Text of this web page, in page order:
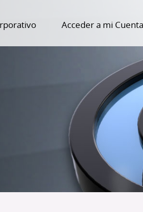
Acceder a mi Cuenta